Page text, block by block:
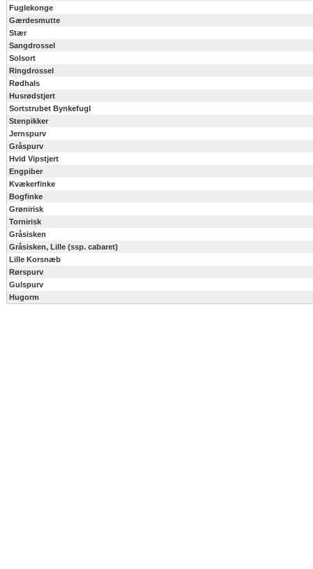
Fuglekonge
Gærdesmutte
Stær
Sangdrossel
Solsort
Ringdrossel
Rødhals
Husrødstjert
Sortstrubet Bynkefugl
Stenpikker
Jernspurv
Gråspurv
Hvid Vipstjert
Engpiber
Kvækerfinke
Bogfinke
Grønirisk
Tornirisk
Gråsisken
Gråsisken, Lille (ssp. cabaret)
Lille Korsnæb
Rørspurv
Gulspurv
Hugorm